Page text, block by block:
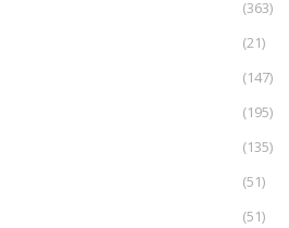
(363)
(21)
(147)
(195)
(135)
(51)
(51)